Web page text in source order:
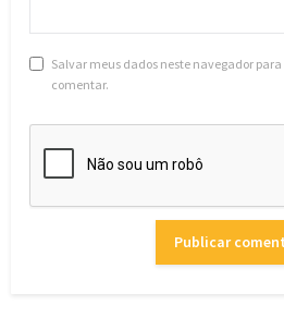
Salvar meus dados neste navegador
comentar.